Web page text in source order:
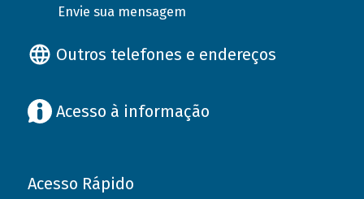
Envie sua mensagem
Outros telefones e endereços
Acesso à informação
Acesso Rápido